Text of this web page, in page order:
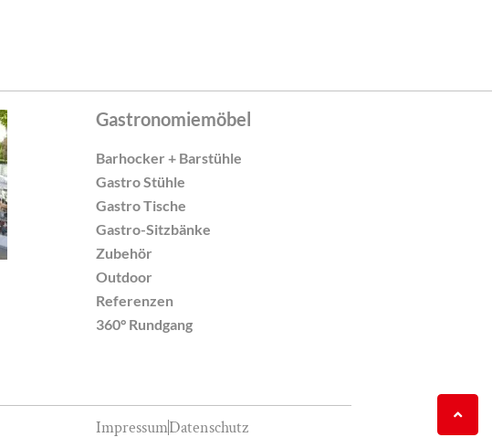
Gastronomiemöbel
Barhocker + Barstühle
Gastro Stühle
Gastro Tische
Gastro-Sitzbänke
Zubehör
Outdoor
Referenzen
360° Rundgang
ImpressumDatenschutz